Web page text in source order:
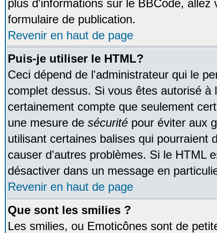
plus d'informations sur le BBCode,
formulaire de publication.
Revenir en haut de page
Puis-je utiliser le HTML?
Ceci dépend de l'administrateur qui le
complet dessus. Si vous êtes autorisé à
certainement compte que seulement
une mesure de sécurité pour éviter aux
utilisant certaines balises qui pourraient
causer d'autres problèmes. Si le HTML
désactiver dans un message en
Revenir en haut de page
Que sont les smilies ?
Les smilies, ou Emoticônes sont de